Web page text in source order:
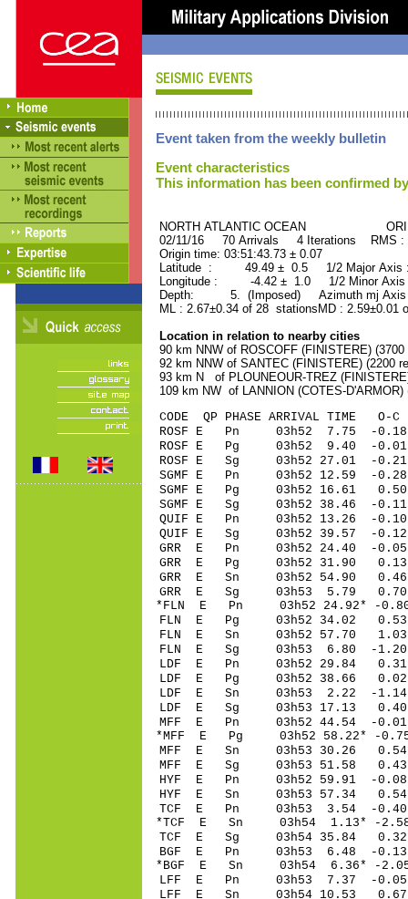
Event taken from the weekly bulletin
Event characteristics
This information has been confirmed
NORTH ATLANTIC OCEAN ORID
02/11/16 70 Arrivals 4 Iterations RMS :
Origin time: 03:51:43.73 ± 0.07
Latitude : 49.49 ± 0.5 1/2 Major
Longitude : -4.42 ± 1.0 1/2 Minor
Depth: 5. (Imposed) Azimuth mj Axis
ML : 2.67±0.34 of 28 stationsMD :
Location in relation to nearby cities
90 km NNW of ROSCOFF (FINISTERE) (3700
92 km NNW of SANTEC (FINISTERE) (2200
93 km N of PLOUNEOUR-TREZ
109 km NW of LANNION (COTES-D'ARMOR)
CODE QP PHASE ARRIVAL
ROSF E Pn 03h52 7.75 -0.18
ROSF E Pg 03h52 9.40 -0.01
ROSF E Sg 03h52 27.01 -
SGMF E Pn 03h52 12.59 -0.28
SGMF E Pg 03h52 16.61 0.50
SGMF E Sg 03h52 38.46 -
QUIF E Pn 03h52 13.26 -0.10
QUIF E Sg 03h52 39.57 -
GRR E Pn 03h52 24.40 -0.05
GRR E Pg 03h52 31.90 0.13
GRR E Sn 03h52 54.90 0.46
GRR E Sg 03h53 5.79 0.70
*FLN E Pn 03h52 24.92* -0.80
FLN E Pg 03h52 34.02 0.53
FLN E Sn 03h52 57.70 1.03
FLN E Sg 03h53 6.80 -
LDF E Pn 03h52 29.84 0.31
LDF E Pg 03h52 38.66 0.02
LDF E Sn 03h53 2.22 -1.14
LDF E Sg 03h53 17.13
MFF E Pn 03h52 44.54 -0.01
*MFF E Pg 03h52 58.22* -0.75
MFF E Sn 03h53 30.26 0.54
MFF E Sg 03h53 51.58
HYF E Pn 03h52 59.91 -0.08
HYF E Sn 03h53 57.34 0.54
TCF E Pn 03h53 3.54 -0.40
*TCF E Sn 03h54 1.13* -
TCF E Sg 03h54 35.84
BGF E Pn 03h53 6.48 -0.13
*BGF E Sn 03h54 6.36* -
LFF E Pn 03h53 7.37 -0.05
LFF E Sn 03h54 10.53 0.67